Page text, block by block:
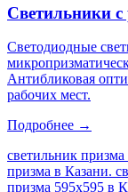
Светильники с
Светодиодные
Антибликовая
рабочих мест.
Подробнее →
светильник
призма в Казани.
призма 595х595 в